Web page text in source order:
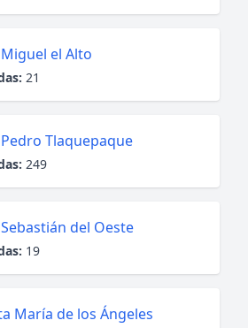
el Alto
21
Tlaquepaque
249
del Oeste
19
María de los Ángeles